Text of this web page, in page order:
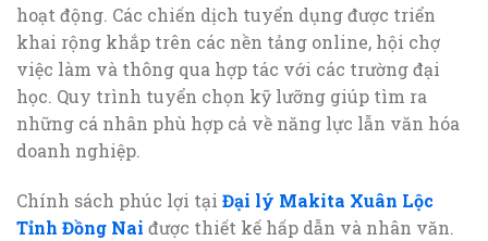
hoạt động. Các chiến dịch tuyển dụng được triển
khai rộng khắp trên các nền tảng online, hội chợ
việc làm và thông qua hợp tác với các trường đại
học. Quy trình tuyển chọn kỹ lưỡng giúp tìm ra
những cá nhân phù hợp cả về năng lực lẫn văn hóa
doanh nghiệp.
Chính sách phúc lợi tại Đại lý Makita Xuân Lộc
Tỉnh Đồng Nai được thiết kế hấp dẫn và nhân văn.